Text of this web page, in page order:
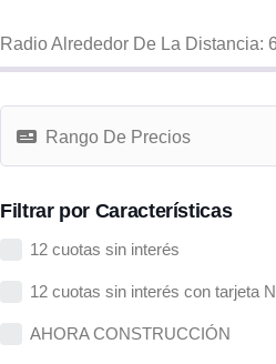
Radio Alrededor De La Distancia:
Filtrar por Características
12 cuotas sin interés
12 cuotas sin interés con tarjeta
AHORA CONSTRUCCIÓN